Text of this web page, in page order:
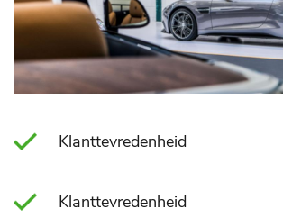
Klanttevredenheid
Klanttevredenheid